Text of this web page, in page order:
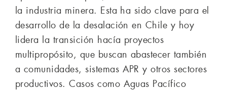
la industria minera. Esta ha sido clave para el
desarrollo de la desalación en Chile y hoy
lidera la transición hacía proyectos
multipropósito, que buscan abastecer también
a comunidades, sistemas APR y otros sectores
productivos. Casos como Aguas Pacífico